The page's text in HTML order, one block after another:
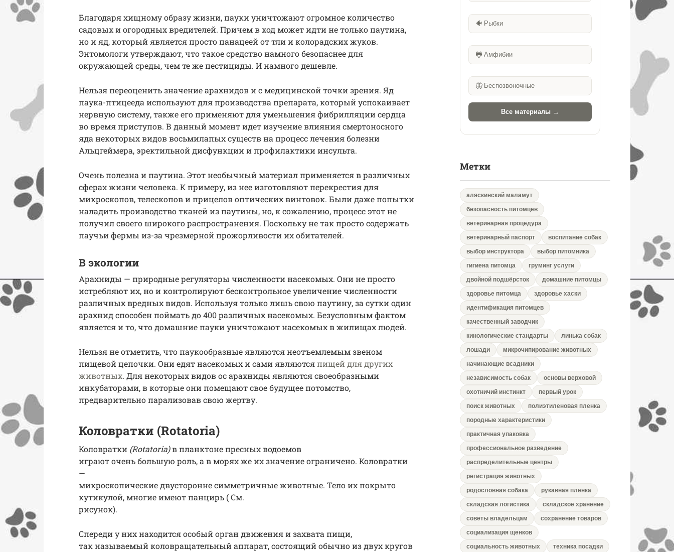
Благодаря хищному образу жизни, пауки уничтожают огромное количество
садовых и огородных вредителей. Причем в ход может идти не только паутина,
но и яд, который является просто панацеей от тли и колорадских жуков.
Энтомологи утверждают, что такое средство намного безопаснее для
окружающей среды, чем те же пестициды. И намного дешевле.
Нельзя переоценить значение арахнидов и с медицинской точки зрения. Яд
паука-птицееда используют для производства препарата, который успокаивает
нервную систему, также его применяют для уменьшения фибрилляции сердца
во время приступов. В данный момент идет изучение влияния смертоносного
яда некоторых видов восьмилапых существ на процесс лечения болезни
Альцгеймера, эректильной дисфункции и профилактики инсульта.
Очень полезна и паутина. Этот необычный материал применяется в различных
сферах жизни человека. К примеру, из нее изготовляют перекрестия для
микроскопов, телескопов и прицелов оптических винтовок. Были даже попытки
наладить производство тканей из паутины, но, к сожалению, процесс этот не
получил своего широкого распространения. Поскольку не так просто содержать
паучьи фермы из-за чрезмерной прожорливости их обитателей.
В экологии
Арахниды — природные регуляторы численности насекомых. Они не просто
истребляют их, но и контролируют бесконтрольное увеличение численности
различных вредных видов. Используя только лишь свою паутину, за сутки один
арахнид способен поймать до 400 различных насекомых. Безусловным фактом
является и то, что домашние пауки уничтожают насекомых в жилищах людей.
Нельзя не отметить, что паукообразные являются неотъемлемым звеном
пищевой цепочки. Они едят насекомых и сами являются пищей для других
животных. Для некоторых видов ос арахниды являются своеобразными
инкубаторами, в которые они помещают свое будущее потомство,
предварительно парализовав свою жертву.
Коловратки (Rotatoria)
Коловратки (Rotatoria)в планктоне пресных водоемов
играют очень большую роль, а в морях же их значение ограничено. Коловратки
—
микроскопические двусторонне симметричные животные. Тело их покрыто
кутикулой, многие имеют панцирь ( См.
рисунок).
Спереди у них находится особый орган движения и захвата пищи,
так называемый коловращательный аппарат, состоящий обычно из двух кругов
🐠 Рыбки
🐸 Амфибии
🦋 Беспозвоночные
Все материалы →
Метки
аляскинский маламут
безопасность питомцев
ветеринарная процедура
ветеринарный паспорт
воспитание собак
выбор инструктора
выбор питомника
гигиена питомца
груминг услуги
двойной подшёрсток
домашние питомцы
здоровье питомца
здоровье хаски
идентификация питомцев
качественный заводчик
кинологические стандарты
линька собак
лошади
микрочипирование животных
начинающие всадники
независимость собак
основы верховой
охотничий инстинкт
первый урок
поиск животных
полиэтиленовая пленка
породные характеристики
практичная упаковка
профессиональное разведение
распределительные центры
регистрация животных
родословная собака
рукавная пленка
складская логистика
складское хранение
советы владельцам
сохранение товаров
социализация щенков
социальность животных
техника посадки